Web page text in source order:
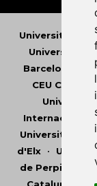
Universitat
Universitat
Barcelona
CEU
Internacional
Universitat de
d'Elx•
de Perpinyà